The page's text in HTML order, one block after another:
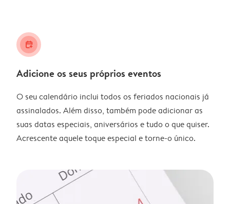
calendar_plus
Adicione os seus próprios eventos
O seu calendário inclui todos os feriados nacionais já
assinalados. Além disso, também pode adicionar as
suas datas especiais, aniversários e tudo o que quiser.
Acrescente aquele toque especial e torne-o único.